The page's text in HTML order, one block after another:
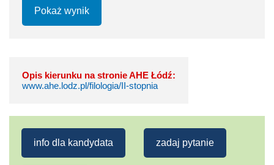
Pokaż wynik
Opis kierunku na stronie AHE Łódź:
www.ahe.lodz.pl/filologia/II-stopnia
info dla kandydata zadaj pytanie